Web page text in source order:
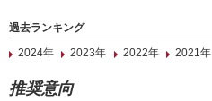
過去ランキング
2024年
2023年 2022年 2021年
推奨意向